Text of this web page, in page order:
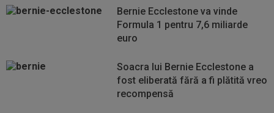
Bernie Ecclestone va vinde
Formula 1 pentru 7,6 miliarde
euro
Soacra lui Bernie Ecclestone a
fost eliberată fără a fi plătită vreo
recompensă